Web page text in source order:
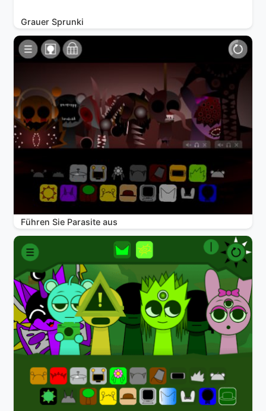
Grauer Sprunki
Führen Sie Parasite aus